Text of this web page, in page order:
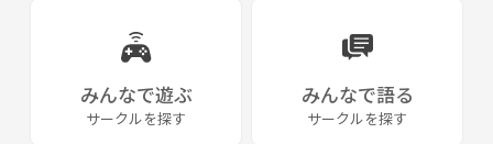
みんなで遊ぶ
サークルを探す
みんなで語る
サークルを探す